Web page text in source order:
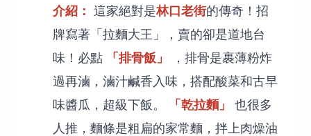
介紹： 這家絕對是林口老街的傳奇！招
牌寫著「拉麵大王」，賣的卻是道地台
味！必點
「排骨飯」
，排骨是裹薄粉炸
過再滷，滷汁鹹香入味，搭配酸菜和古早
味醬瓜，超級下飯。
「乾拉麵」
也很多
人推，麵條是粗扁的家常麵，拌上肉燥油